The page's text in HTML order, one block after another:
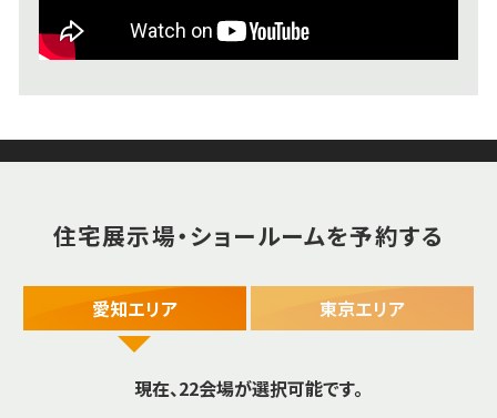
住宅展示場・ショールームを予約する
愛知エリア 東京エリア
現在、22会場が選択可能です。